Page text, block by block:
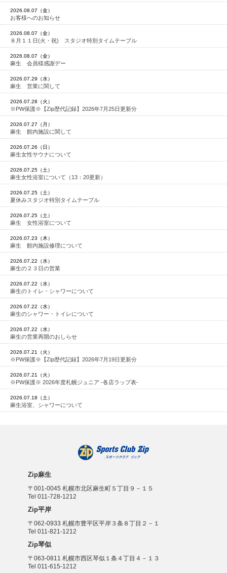
2026.08.07（金）
お客様へのお知らせ
2026.08.07（金）
８月１１日(火・祝) スタジオ特別タイムテーブル
2026.08.07（金）
麻生 会員様感謝デー
2026.07.29（水）
麻生 営業に関して
2026.07.28（火）
※PW保護※【Zip歴代記録】2026年7月25日更新分
2026.07.27（月）
麻生 館内施設に関して
2026.07.26（日）
麻生女性サウナについて
2026.07.25（土）
麻生女性浴室について（13：20更新）
2026.07.25（土）
夏休みスタジオ特別タイムテーブル
2026.07.25（土）
麻生 女性浴室について
2026.07.23（木）
麻生 館内施設修理について
2026.07.22（水）
麻生の２３日の営業
2026.07.22（水）
麻生のトイレ・シャワーについて
2026.07.22（水）
麻生のシャワー・トイレについて
2026.07.22（水）
麻生の営業再開のおしらせ
2026.07.21（火）
※PW保護※【Zip歴代記録】2026年7月19日更新分
2026.07.21（火）
※PW保護※ 2026年度札幌ジュニア -各店ラップ表-
2026.07.18（土）
麻生浴室、シャワーについて
Zip麻生
〒001-0045 札幌市北区麻生町５丁目９－１５
Tel 011-728-1212
Zip平岸
〒062-0933 札幌市豊平区平岸３条８丁目２－１
Tel 011-821-1212
Zip琴似
〒063-0811 札幌市西区琴似１条４丁目４－１３
Tel 011-615-1212